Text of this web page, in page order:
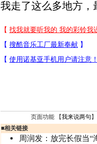
我走了这么多地方
页面功能 【我来说两句
■相关链接
周润发：放完长假当“